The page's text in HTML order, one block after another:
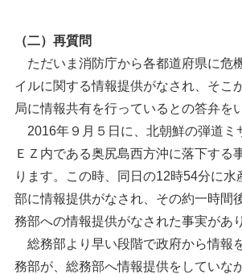
（二）再質問
ただいま消防庁から各都道府県に危
イルに関する情報提供がなされ、そこ
局に情報共有を行っているとの答弁を
2016年９月５日に、北朝鮮の弾道ミ
ＥＺ内である奥尻島西方沖に落下する
ります。この時、同日の12時54分に水
部に情報提供がなされ、その約一時間
務部への情報提供がなされた事実があ
総務部より早い段階で政府から情報
務部が、総務部へ情報提供をしていな